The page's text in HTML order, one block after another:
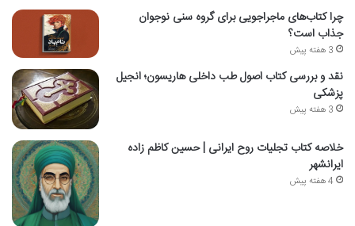
چرا کتاب‌های ماجراجویی برای گروه سنی نوجوان
جذاب است؟
3 هفته پیش
نقد و بررسی کتاب اصول طب داخلی هاریسون؛ انجیل
پزشکی
3 هفته پیش
خلاصه کتاب تجلیات روح ایرانی | حسین کاظم زاده
ایرانشهر
4 هفته پیش